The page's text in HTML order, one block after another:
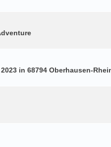
in 68794 Oberhausen-